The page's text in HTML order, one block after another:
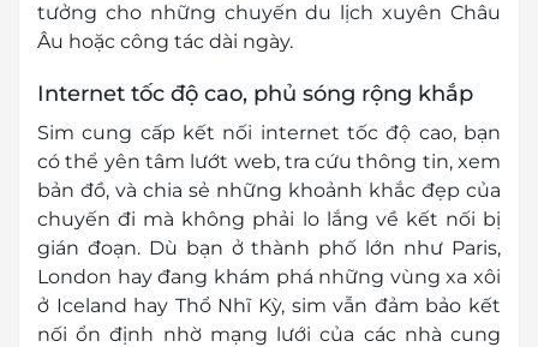
tưởng cho những chuyến du lịch xuyên Châu
Âu hoặc công tác dài ngày.
Internet tốc độ cao, phủ sóng rộng khắp
Sim cung cấp kết nối internet tốc độ cao, bạn
có thể yên tâm lướt web, tra cứu thông tin, xem
bản đồ, và chia sẻ những khoảnh khắc đẹp của
chuyến đi mà không phải lo lắng về kết nối bị
gián đoạn. Dù bạn ở thành phố lớn như Paris,
London hay đang khám phá những vùng xa xôi
ở Iceland hay Thổ Nhĩ Kỳ, sim vẫn đảm bảo kết
nối ổn định nhờ mạng lưới của các nhà cung